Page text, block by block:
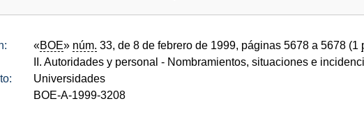
«BOE» núm. 33, de 8 de febrero de 1999, páginas 5678 a 5678 (1
II. Autoridades y personal - Nombramientos, situaciones e
Universidades
BOE-A-1999-3208